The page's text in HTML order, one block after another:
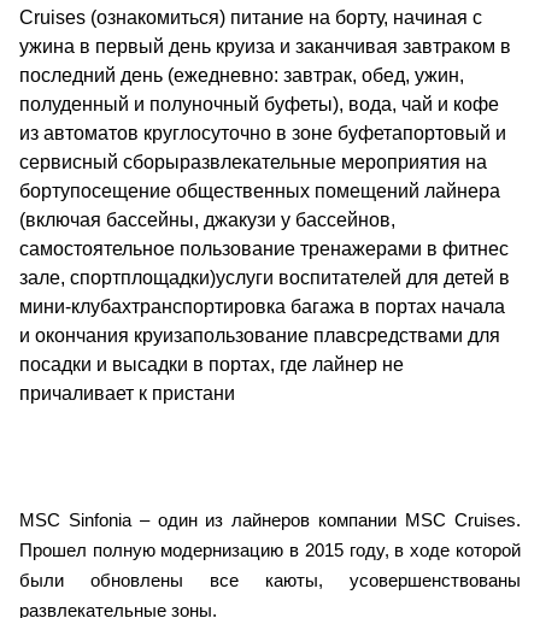
MSC Sinfonia – один из лайнеров компании MSC Cruises.
Прошел полную модернизацию в 2015 году, в ходе которой
были обновлены все каюты, усовершенствованы
развлекательные зоны.
Cruises (ознакомиться) питание на борту, начиная с
ужина в первый день круиза и заканчивая завтраком в
последний день (ежедневно: завтрак, обед, ужин,
полуденный и полуночный буфеты), вода, чай и кофе
из автоматов круглосуточно в зоне буфетапортовый и
сервисный сборыразвлекательные мероприятия на
бортупосещение общественных помещений лайнера
(включая бассейны, джакузи у бассейнов,
самостоятельное пользование тренажерами в фитнес
зале, спортплощадки)услуги воспитателей для детей в
мини-клубахтранспортировка багажа в портах начала
и окончания круизапользование плавсредствами для
посадки и высадки в портах, где лайнер не
причаливает к пристани